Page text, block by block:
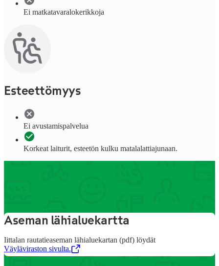
Ei matkatavaralokerikkoja
Esteettömyys
Ei avustamispalvelua
Korkeat laiturit, esteetön kulku matalalattiajunaan.
Aseman lähialuekartta
Iittalan rautatieaseman lähialuekartan (pdf) löydät
Väyläviraston sivulta.
,Avataan uudessa välilehdessä